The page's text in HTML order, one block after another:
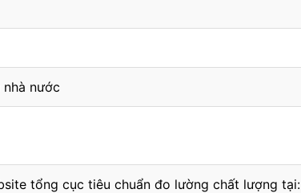
nước
tổng cục tiêu chuẩn đo lường chất lượng tại: